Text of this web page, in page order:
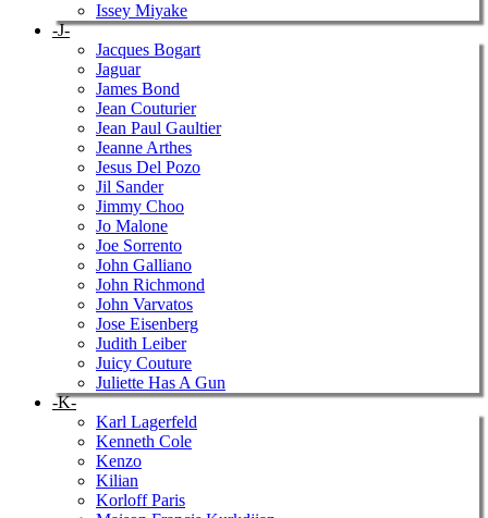
Issey Miyake
-J-
Jacques Bogart
Jaguar
James Bond
Jean Couturier
Jean Paul Gaultier
Jeanne Arthes
Jesus Del Pozo
Jil Sander
Jimmy Choo
Jo Malone
Joe Sorrento
John Galliano
John Richmond
John Varvatos
Jose Eisenberg
Judith Leiber
Juicy Couture
Juliette Has A Gun
-K-
Karl Lagerfeld
Kenneth Cole
Kenzo
Kilian
Korloff Paris